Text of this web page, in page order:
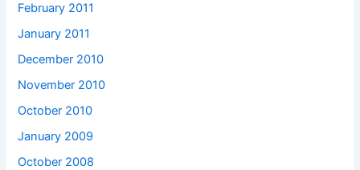
February 2011
January 2011
December 2010
November 2010
October 2010
January 2009
October 2008